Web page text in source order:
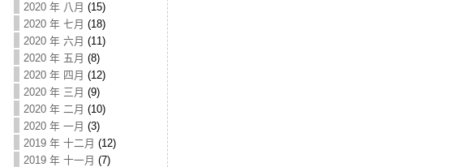
2020 年 八月 (15)
2020 年 七月 (18)
2020 年 六月 (11)
2020 年 五月 (8)
2020 年 四月 (12)
2020 年 三月 (9)
2020 年 二月 (10)
2020 年 一月 (3)
2019 年 十二月 (12)
2019 年 十一月 (7)